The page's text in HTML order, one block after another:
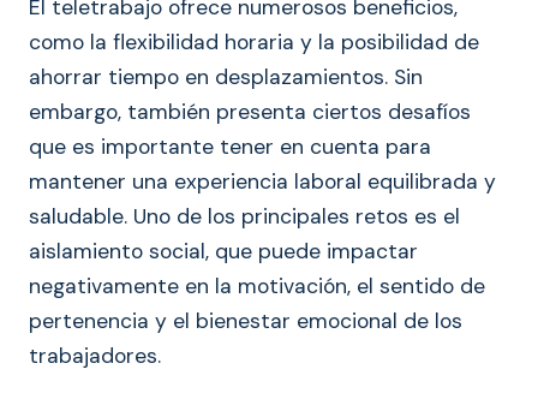
El teletrabajo ofrece numerosos beneficios,
como la flexibilidad horaria y la posibilidad de
ahorrar tiempo en desplazamientos. Sin
embargo, también presenta ciertos desafíos
que es importante tener en cuenta para
mantener una experiencia laboral equilibrada y
saludable. Uno de los principales retos es el
aislamiento social, que puede impactar
negativamente en la motivación, el sentido de
pertenencia y el bienestar emocional de los
trabajadores.